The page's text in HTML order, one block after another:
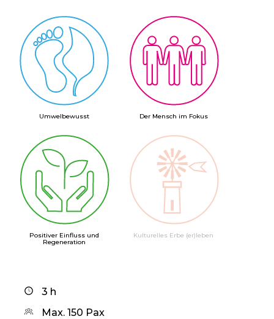
Umwelbewusst Der Mensch im Fokus
Positiver Einfluss und
Regeneration
Kulturelles Erbe (er)leben
3 h
Max. 150 Pax